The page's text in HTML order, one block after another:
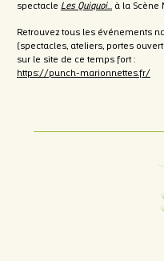
spectacle Les Quiquoi… à la Scène
Retrouvez tous les événements
(spectacles, ateliers, portes
sur le site de ce temps fort :
https://punch-marionnettes.fr/